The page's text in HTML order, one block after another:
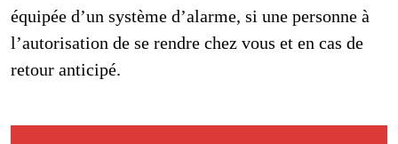
équipée d’un système d’alarme, si une personne à
l’autorisation de se rendre chez vous et en cas de
retour anticipé.